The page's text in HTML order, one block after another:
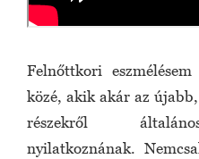
Felnőttkori
közé, akik akár az
részekről
nyilatkoznának.